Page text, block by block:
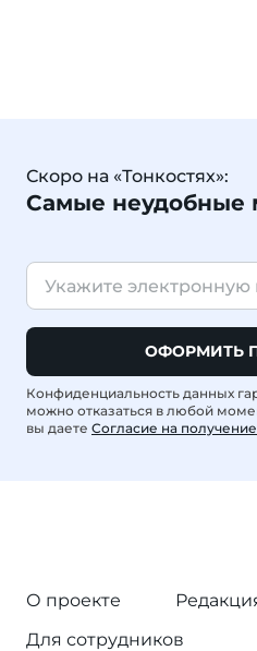
Скоро на «Тонкостях»:
Самые неудобные
ОФОРМИТЬ
Конфиденциальность данных
можно отказаться в любой
вы даете Согласие на
О проекте
Для сотрудников